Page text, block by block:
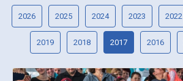
2026 2025 2024 2023 2022
2019 2018 2017 2016